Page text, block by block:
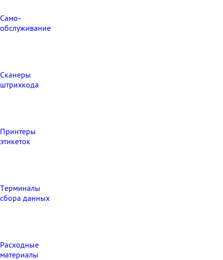
Само-
обслуживание
Сканеры
штрихкода
Принтеры
этикеток
Терминалы
сбора данных
Расходные
материалы